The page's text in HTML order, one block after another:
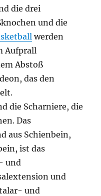
die drei
und die
werden
Aufprall
Abstoß
das den
die Scharniere, die
Das
aus Schienbein,
ist das
und
und
und